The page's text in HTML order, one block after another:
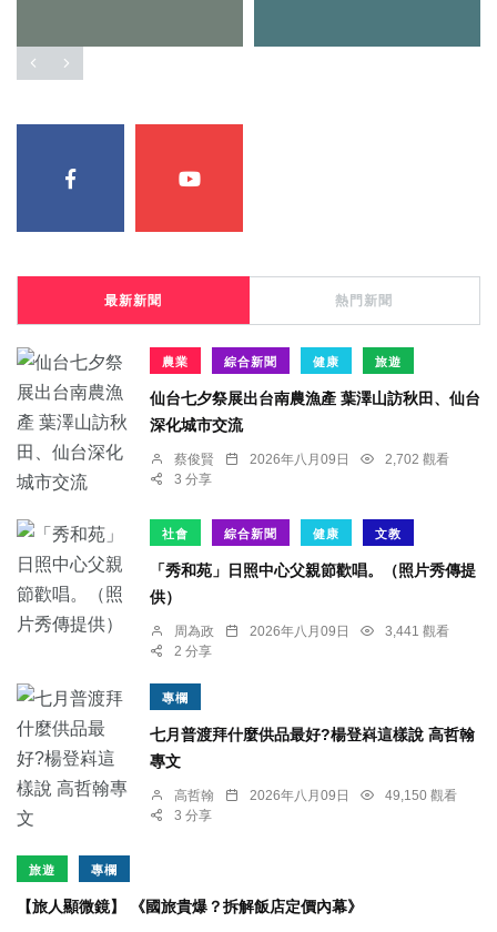
最新新聞 熱門新聞
農業 綜合新聞 健康 旅遊
仙台七夕祭展出台南農漁產 葉澤山訪秋田、仙台
深化城市交流
蔡俊賢 2026年八月09日
2,702 觀看
3 分享
社會 綜合新聞 健康 文教
「秀和苑」日照中心父親節歡唱。（照片秀傳提
供）
周為政 2026年八月09日
3,441 觀看
2 分享
專欄
七月普渡拜什麼供品最好?楊登嵙這樣說 高哲翰
專文
高哲翰 2026年八月09日
49,150 觀看
3 分享
旅遊 專欄
【旅人顯微鏡】 《國旅貴爆？拆解飯店定價內幕》